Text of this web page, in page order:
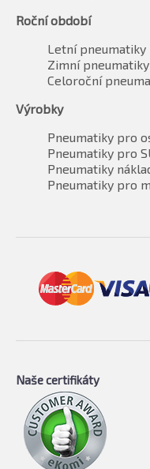
Roční období
Letní pneumatiky
Zimní pneumatiky
Celoroční
Výrobky
Pneumatiky pro
Pneumatiky pro
Pneumatiky
Pneumatiky pro
Naše certifikáty